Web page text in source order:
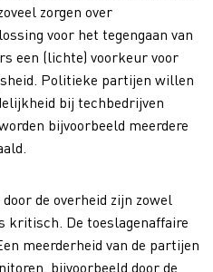
zorgen over
voor het tegengaan van
een (lichte) voorkeur voor
Politieke partijen willen
bij techbedrijven
bijvoorbeeld meerdere
de overheid zijn zowel
De toeslagenaffaire
meerderheid van de partijen
bijvoorbeeld door de